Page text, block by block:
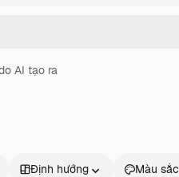
AI tạo ra
Định hướng Màu sắc